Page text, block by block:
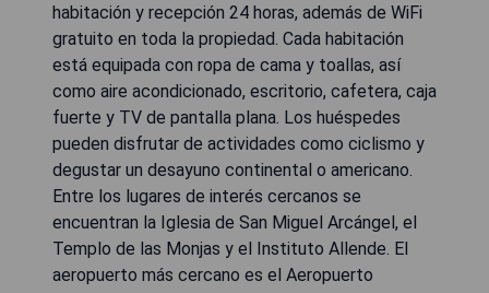
habitación y recepción 24 horas, además de WiFi
gratuito en toda la propiedad. Cada habitación
está equipada con ropa de cama y toallas, así
como aire acondicionado, escritorio, cafetera, caja
fuerte y TV de pantalla plana. Los huéspedes
pueden disfrutar de actividades como ciclismo y
degustar un desayuno continental o americano.
Entre los lugares de interés cercanos se
encuentran la Iglesia de San Miguel Arcángel, el
Templo de las Monjas y el Instituto Allende. El
aeropuerto más cercano es el Aeropuerto